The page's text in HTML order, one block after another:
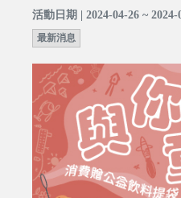
活動日期 | 2024-04-26 ~ 2024-
最新消息